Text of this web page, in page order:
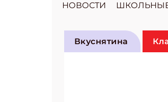
НОВОСТИ
Вкуснятина